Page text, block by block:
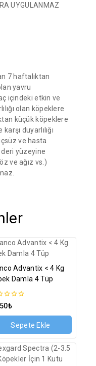
UYGULANMAZ
7 haftalıktan
yavru
içindeki etkin ve
olan köpeklere
küçük köpeklere
duyarlılığı
ve hasta
deri yüzeyine
ve ağız vs.)
Advantix < 4 Kg
Damla 4 Tüp
₺
Sepete Ekle